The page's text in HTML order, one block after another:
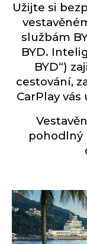
Užijte si
službám
BYD.
BYD“)
cestování,
CarPlay
pohodlný